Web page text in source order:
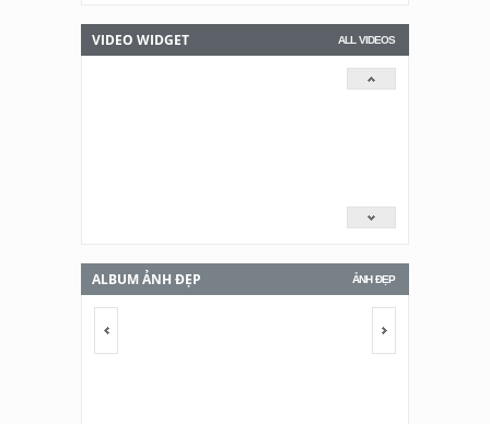
ALL VIDEOS
VIDEO WIDGET
ẢNH ĐẸP
ALBUM ẢNH ĐẸP